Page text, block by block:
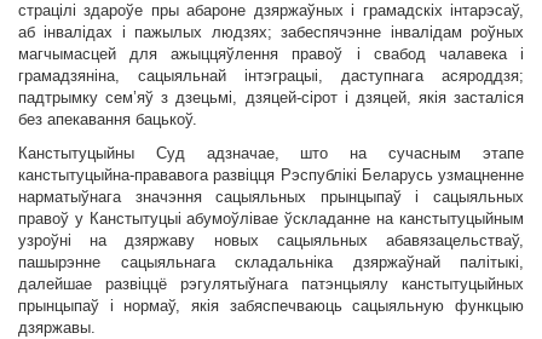
страцілі здароўе пры абароне дзяржаўных і грамадскіх інтарэсаў,
аб інвалідах і пажылых людзях; забеспячэнне інвалідам роўных
магчымасцей для ажыццяўлення правоў і свабод чалавека і
грамадзяніна, сацыяльнай інтэграцыі, даступнага асяроддзя;
падтрымку сем’яў з дзецьмі, дзяцей-сірот і дзяцей, якія засталіся
без апекавання бацькоў.
Канстытуцыйны Суд адзначае, што на сучасным этапе
канстытуцыйна-прававога развіцця Рэспублікі Беларусь узмацненне
нарматыўнага значэння сацыяльных прынцыпаў і сацыяльных
правоў у Канстытуцыі абумоўлівае ўскладанне на канстытуцыйным
узроўні на дзяржаву новых сацыяльных абавязацельстваў,
пашырэнне сацыяльнага складальніка дзяржаўнай палітыкі,
далейшае развіццё рэгулятыўнага патэнцыялу канстытуцыйных
прынцыпаў і нормаў, якія забяспечваюць сацыяльную функцыю
дзяржавы.